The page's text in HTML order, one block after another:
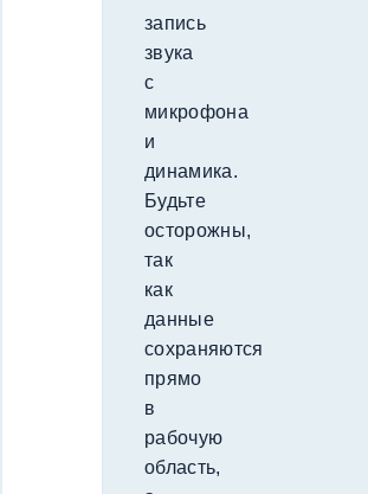
запись
звука
с
микрофона
и
динамика.
Будьте
осторожны,
так
как
данные
сохраняются
прямо
в
рабочую
область,